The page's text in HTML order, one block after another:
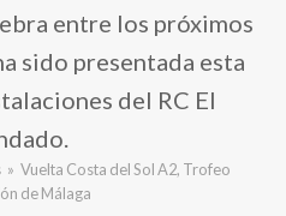
entre los próximos
sido presentada esta
del RC El
» Vuelta Costa del Sol A2, Trofeo
de Málaga